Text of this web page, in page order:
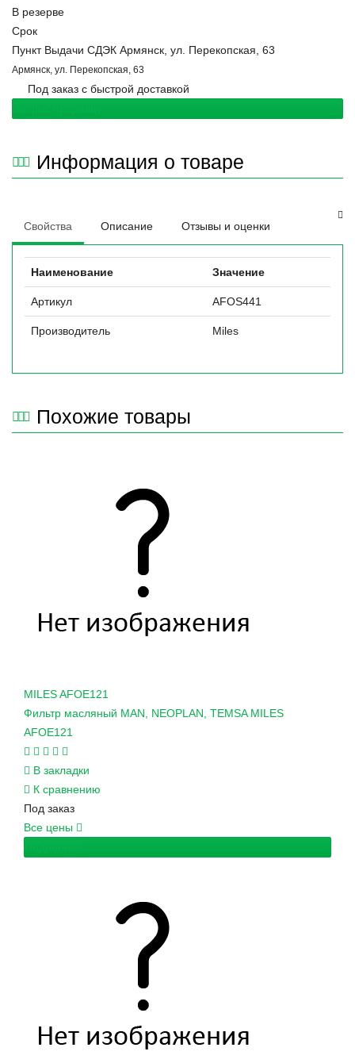
В резерве
Срок
Пункт Выдачи СДЭК Армянск, ул. Перекопская, 63
Армянск, ул. Перекопская, 63
Под заказ с быстрой доставкой
Информация о товаре
Свойства Описание Отзывы и оценки
Наименование Значение
Артикул AFOS441
Производитель Miles
Похожие товары
MILESAFOE121
Фильтр масляный MAN, NEOPLAN, TEMSA MILES
AFOE121
В закладки
К сравнению
Под заказ
Все цены